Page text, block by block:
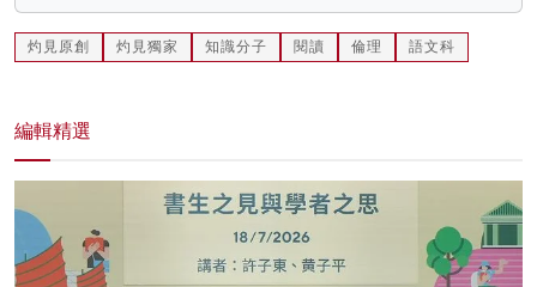
灼見原創 灼見獨家 知識分子 閱讀 倫理 語文科
編輯精選